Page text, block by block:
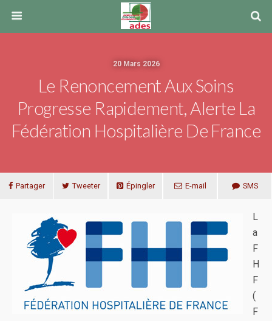
20 Mars 2026
Le Renoncement Aux Soins
Progresse Rapidement, Alerte La
Fédération Hospitalière De France
Partager Tweeter Épingler E-mail SMS
L
a
F
H
F
(
F